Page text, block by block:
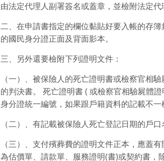
由法定代理人副署簽名或蓋章，並檢附法定
二、在申請書指定的欄位黏貼好要入帳的存
的國民身分證正面及背面影本。
三、另外還要檢附下列證明文件：
（一）、被保險人的死亡證明書或檢察官相
的判決書。 死亡證明書 ( 或檢察官相驗屍體
身分證統一編號，如果跟戶籍資料的記載不
（二）、有記載被保險人死亡登記日期的戶
（三）、支付殯葬費的證明文件正本，應蓋
為估價單、請款單、服務證明(書)或契約書